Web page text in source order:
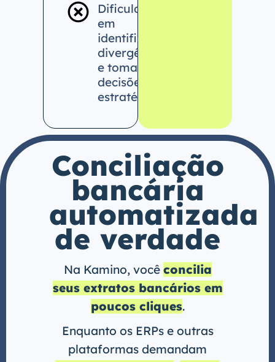
Dificuldade
em
identificar
divergências
e tomar
decisões
estratégicas.
Conciliação
bancária
automatizada
de verdade
Na Kamino, você concilia
seus extratos bancários em
poucos cliques.
Enquanto os ERPs e outras
plataformas demandam